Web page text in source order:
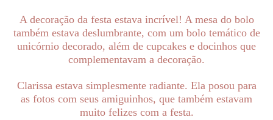
A decoração da festa estava incrível! A mesa do bolo
também estava deslumbrante, com um bolo temático de
unicórnio decorado, além de cupcakes e docinhos que
complementavam a decoração.
Clarissa estava simplesmente radiante. Ela posou para
as fotos com seus amiguinhos, que também estavam
muito felizes com a festa.